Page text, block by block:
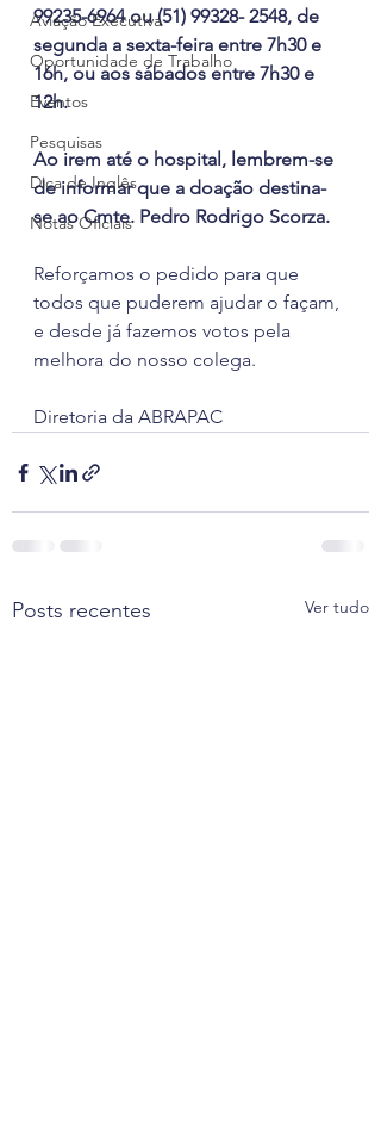
Aviação Executiva
Oportunidade de Trabalho
Eventos
Pesquisas
Dica de Inglês
Notas Oficiais
99235-6964 ou (51) 99328- 2548, de
segunda a sexta-feira entre 7h30 e
16h, ou aos sábados entre 7h30 e
12h.
Ao irem até o hospital, lembrem-se
de informar que a doação destina-
se ao Cmte. Pedro Rodrigo Scorza.
Reforçamos o pedido para que
todos que puderem ajudar o façam,
e desde já fazemos votos pela
melhora do nosso colega.
Diretoria da ABRAPAC
Posts recentes Ver tudo